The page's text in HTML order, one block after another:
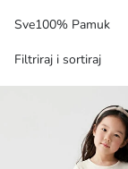
Sve100% Pamuk
Filtriraj i sortiraj